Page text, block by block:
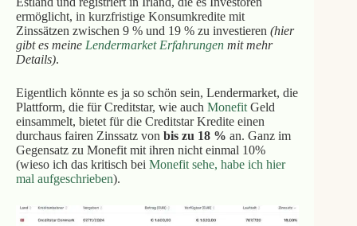
ermöglicht, in kurzfristige Konsumkredite mit
Zinssätzen zwischen 9 % und 19 % zu investieren (hier
gibt es meineLendermarket Erfahrungenmit mehr
Details).
Eigentlich könnte es ja so schön sein, Lendermarket, die
Plattform, die für Creditstar, wie auch Monefit Geld
einsammelt, bietet für die Creditstar Kredite einen
durchaus fairen Zinssatz von bis zu 18 % an. Ganz im
Gegensatz zu Monefit mit ihren nicht einmal 10%
(wieso ich das kritisch bei Monefit sehe, habe ich hier
mal aufgeschrieben).